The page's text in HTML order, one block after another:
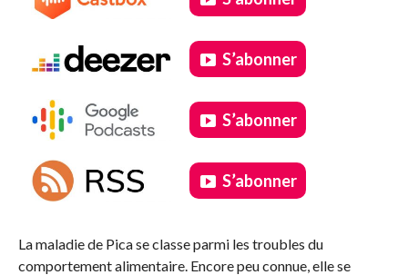
S’abonner
S’abonner
S’abonner
La maladie de Pica se classe parmi les troubles du
comportement alimentaire. Encore peu connue, elle se